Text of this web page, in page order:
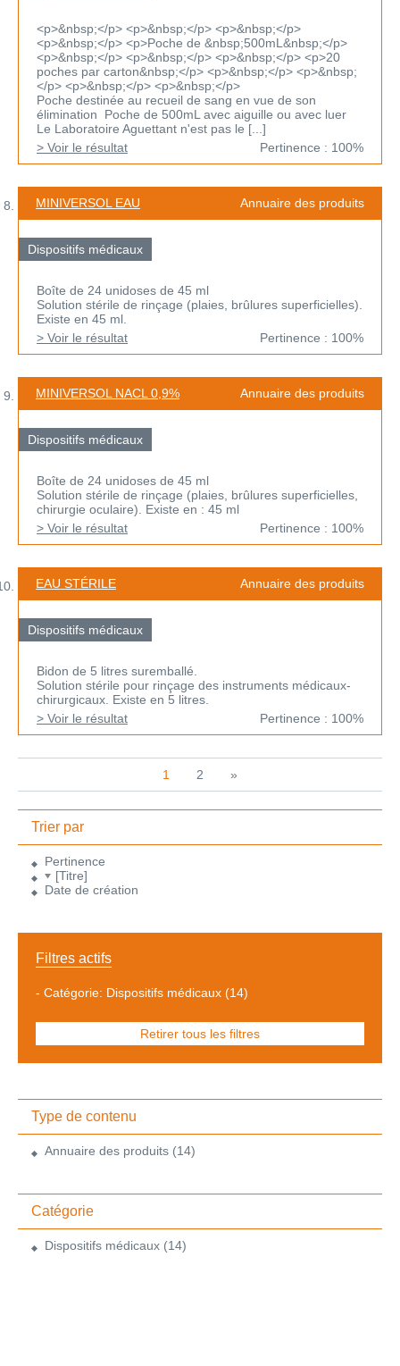
<p>&nbsp;</p> <p>&nbsp;</p> <p>&nbsp;</p>
<p>&nbsp;</p> <p>Poche de &nbsp;500mL&nbsp;</p>
<p>&nbsp;</p> <p>&nbsp;</p> <p>&nbsp;</p> <p>20
poches par carton&nbsp;</p> <p>&nbsp;</p> <p>&nbsp;
</p> <p>&nbsp;</p> <p>&nbsp;</p>
Poche destinée au recueil de sang en vue de son
élimination Poche de 500mL avec aiguille ou avec luer
Le Laboratoire Aguettant n'est pas le [...]
> Voir le résultat
Pertinence : 100%
MINIVERSOL EAU Annuaire des produits
Dispositifs médicaux
Boîte de 24 unidoses de 45 ml
Solution stérile de rinçage (plaies, brûlures superficielles).
Existe en 45 ml.
> Voir le résultat
Pertinence : 100%
MINIVERSOL NACL 0,9% Annuaire des produits
Dispositifs médicaux
Boîte de 24 unidoses de 45 ml
Solution stérile de rinçage (plaies, brûlures superficielles,
chirurgie oculaire). Existe en : 45 ml
> Voir le résultat
Pertinence : 100%
EAU STÉRILE Annuaire des produits
Dispositifs médicaux
Bidon de 5 litres suremballé.
Solution stérile pour rinçage des instruments médicaux-
chirurgicaux. Existe en 5 litres.
> Voir le résultat
Pertinence : 100%
1 2 »
Trier par
Pertinence
[Titre]
Date de création
Filtres actifs
- Catégorie: Dispositifs médicaux (14)
Retirer tous les filtres
Type de contenu
Annuaire des produits (14)
Catégorie
Dispositifs médicaux (14)